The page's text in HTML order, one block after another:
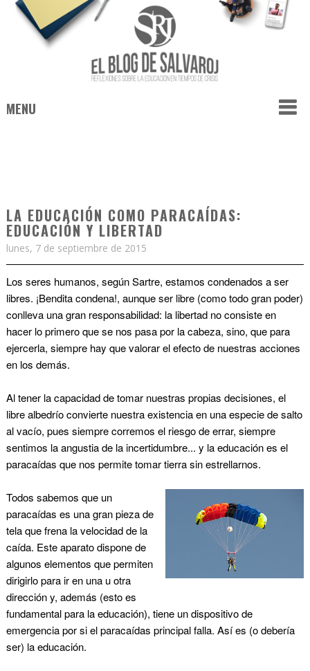
MENU
LA EDUCACIÓN COMO PARACAÍDAS:
EDUCACIÓN Y LIBERTAD
lunes, 7 de septiembre de 2015
Los seres humanos, según Sartre, estamos condenados a ser
libres. ¡Bendita condena!, aunque ser libre (como todo gran poder)
conlleva una gran responsabilidad: la libertad no consiste en
hacer lo primero que se nos pasa por la cabeza, sino, que para
ejercerla, siempre hay que valorar el efecto de nuestras acciones
en los demás.
Al tener la capacidad de tomar nuestras propias decisiones, el
libre albedrío convierte nuestra existencia en una especie de salto
al vacío, pues siempre corremos el riesgo de errar, siempre
sentimos la angustia de la incertidumbre... y la educación es el
paracaídas que nos permite tomar tierra sin estrellarnos.
Todos sabemos que un
paracaídas es una gran pieza de
tela que frena la velocidad de la
caída. Este aparato dispone de
algunos elementos que permiten
dirigirlo para ir en una u otra
dirección y, además (esto es
fundamental para la educación), tiene un dispositivo de
emergencia por si el paracaídas principal falla. Así es (o debería
ser) la educación.